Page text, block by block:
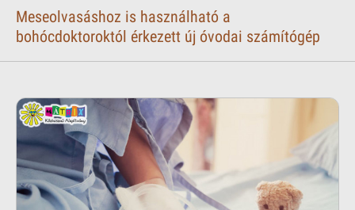
Meseolvasáshoz is használható a
bohócdoktoroktól érkezett új óvodai számítógép